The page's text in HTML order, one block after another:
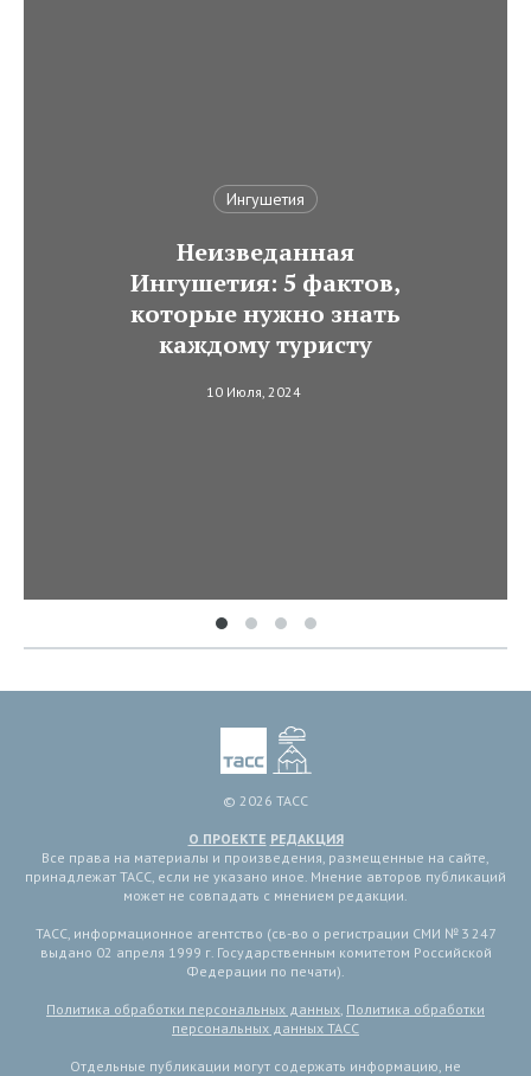
Ингушетия
Неизведанная
Ингушетия: 5 фактов,
которые нужно знать
каждому туристу
10 Июля, 2024
© 2026 ТАСС
О ПРОЕКТЕ РЕДАКЦИЯ
Все права на материалы и произведения, размещенные на сайте,
принадлежат ТАСС, если не указано иное. Мнение авторов публикаций
может не совпадать с мнением редакции.
ТАСС, информационное агентство (св-во о регистрации СМИ № 3 247
выдано 02 апреля 1999 г. Государственным комитетом Российской
Федерации по печати).
Политика обработки персональных данных, Политика обработки
персональных данных ТАСС
Отдельные публикации могут содержать информацию, не